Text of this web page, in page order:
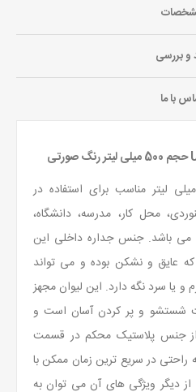
و بررسی
با ما
ماگ Unique با حجم 500 میلی لیتر مناسب برای استفاده در
محل کار، مدرسه، دانشگاه،
می باشد. جنس جداره داخلی این
از فولاد ضد زنگ 304 که عایق و نشکن بوده و می تواند
و یا سرد نگه دارد. این لیوان مجهز
شستشو و پر کردن آسان است و
جنس پلاستیک محکم در قسمت
در سریع ترین زمان ممکن با
دیگر ویژگی های آن می توان به